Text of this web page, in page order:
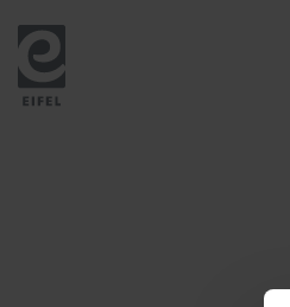
Zurück
zur
Startseite